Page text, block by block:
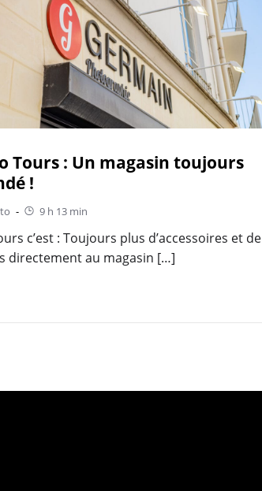
Tours : Un magasin toujours
!
- 9 h 13 min
c’est : Toujours plus d’accessoires et de
directement au magasin […]